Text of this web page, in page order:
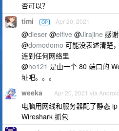
否可以？
timi OP Apr 20, 2021
@dieser @elfive @Jirajine 感
@domodomo 可能没表述清楚
连到任何网络里
@ho121 是由一个 80 端口的
址吧。。。
weeka Apr 20, 2021 via Android
电脑用网线和服务器配了静态
Wireshark 抓包